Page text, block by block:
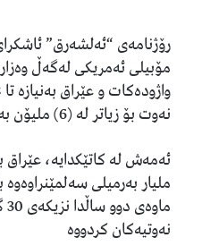
رۆژنامەی “ئەلشەرق”
مۆبیلی ئەمریكی لەگەڵ
نەوت بۆ زیاتر لە (6) ملیۆن بەرمیل لە رۆژێكدا زیادبكات
نەوتیەكان كردووە